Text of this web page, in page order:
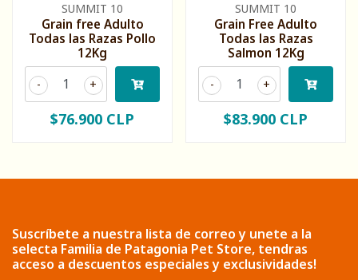
SUMMIT 10
Grain free Adulto
Todas las Razas Pollo
12Kg
+
-
$76.900 CLP
SUMMIT 10
Grain Free Adulto
Todas las Razas
Salmon 12Kg
+
-
$83.900 CLP
Suscríbete a nuestra lista de correo y unete a la
selecta Familia de Patagonia Pet Store, tendras
acceso a descuentos especiales y exclusividades!